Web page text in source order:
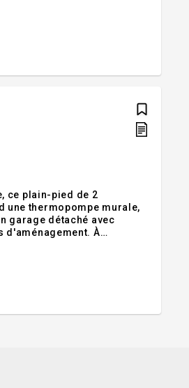
ce plain-pied de 2
une thermopompe murale,
garage détaché avec
d'aménagement. À